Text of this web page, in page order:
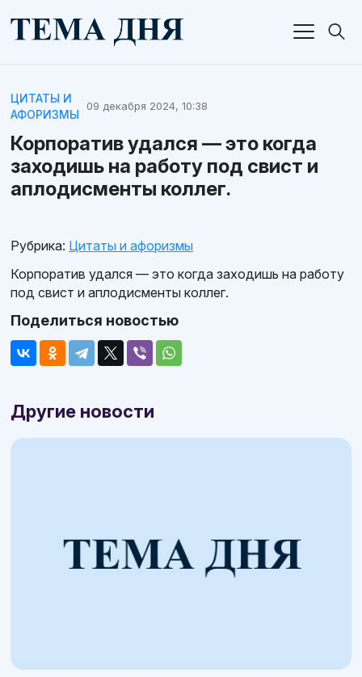
ЦИТАТЫ И
АФОРИЗМЫ
09 декабря 2024, 10:38
Корпоратив удался — это когда
заходишь на работу под свист и
аплодисменты коллег.
Рубрика: Цитаты и афоризмы
Корпоратив удался — это когда заходишь на работу
под свист и аплодисменты коллег.
Поделиться новостью
Другие новости